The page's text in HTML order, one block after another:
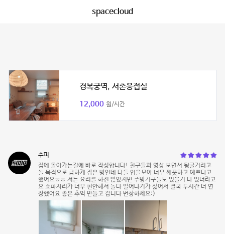
spacecloud
경복궁역, 서촌응접실
12,000 원/시간
수피
집에 돌아가는길에 바로 작성합니다! 친구들과 영상 보면서 뒹굴거리고
놀 목적으로 급하게 잡은 방인데 다들 입을모아 너무 깨끗하고 예쁘다고
했어요ㅎㅎ 저는 요리를 하진 않았지만 주방기구들도 있을거 다 있더라고
요 쇼파자리가 너무 편안해서 놀다 일어나기가 싫어서 결국 두시간 더 연
장했어요 좋은 추억 만들고 갑니다 번창하세요:)